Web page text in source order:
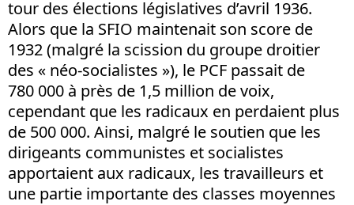
tour des élections législatives d’avril 1936.
Alors que la SFIO maintenait son score de
1932 (malgré la scission du groupe droitier
des « néo-socialistes »), le PCF passait de
780 000 à près de 1,5 million de voix,
cependant que les radicaux en perdaient plus
de 500 000. Ainsi, malgré le soutien que les
dirigeants communistes et socialistes
apportaient aux radicaux, les travailleurs et
une partie importante des classes moyennes